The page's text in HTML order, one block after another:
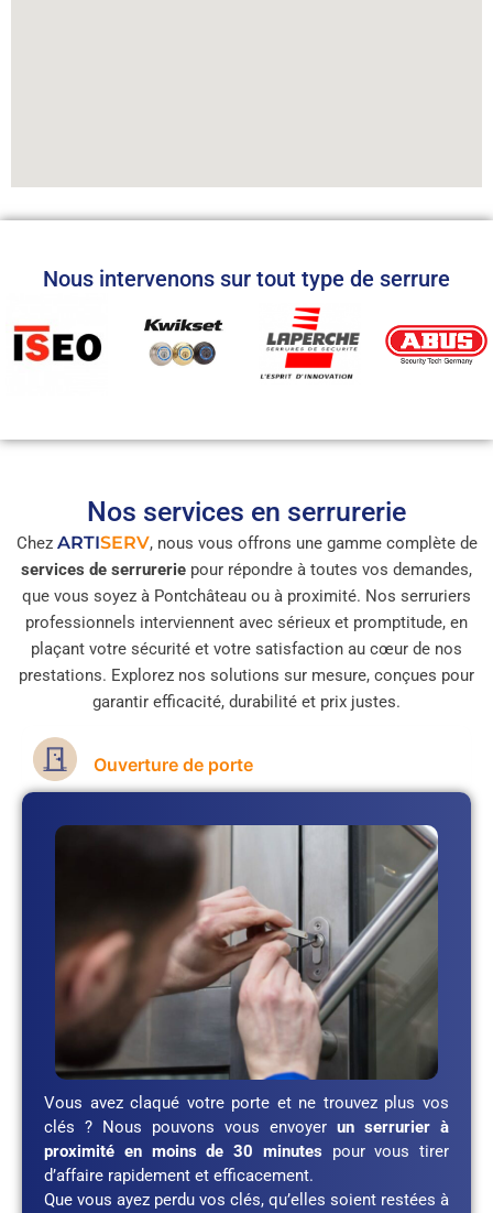
Nous intervenons sur tout type de serrure
Nos services en serrurerie
Chez ARTISERV, nous vous offrons une gamme complète de
services de serrurerie pour répondre à toutes vos demandes,
que vous soyez à Pontchâteau ou à proximité. Nos serruriers
professionnels interviennent avec sérieux et promptitude, en
plaçant votre sécurité et votre satisfaction au cœur de nos
prestations. Explorez nos solutions sur mesure, conçues pour
garantir efficacité, durabilité et prix justes.
Ouverture de porte
Vous avez claqué votre porte et ne trouvez plus vos
clés ? Nous pouvons vous envoyer un serrurier à
proximité en moins de 30 minutes pour vous tirer
d’affaire rapidement et efficacement.
Que vous ayez perdu vos clés, qu’elles soient restées à